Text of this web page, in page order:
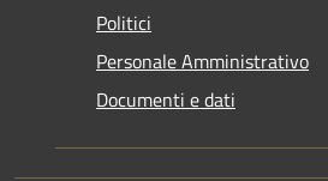
Politici
Personale Amministrativo
Documenti e dati